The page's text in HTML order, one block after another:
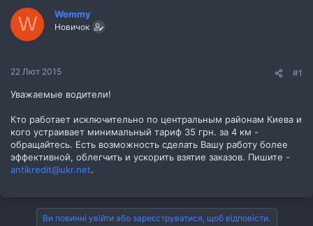
W Wemmy
Новичок
22 Лют 2015 #1
Уважаемые водители!
Кто работает исключительно по центральным районам Киева и
кого устраивает минимальный тариф 35 грн. за 4 км -
обращайтесь. Есть возможность сделать Вашу работу более
эффективной, облегчить и ускорить взятие заказов. Пишите -
antikredit@ukr.net.
Ви повинні увійти або зареєструватися, щоб відповісти.